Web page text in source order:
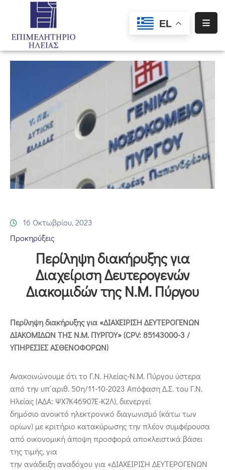
EL
Αρχική
Σύλλογοι
–
Σωματεία
Πληροφόρηση
Επικοινωνία
16 Οκτωβρίου, 2023
Προκηρύξεις
Περίληψη διακήρυξης για
Διαχείριση Δευτερογενών
Διακομιδών της Ν.Μ. Πύργου
Περίληψη διακήρυξης για «ΔΙΑΧΕΙΡΙΣΗ ΔΕΥΤΕΡΟΓΕΝΩΝ
ΔΙΑΚΟΜΙΔΩΝ ΤΗΣ Ν.Μ. ΠΥΡΓΟΥ» (CPV: 85143000-3 /
ΥΠΗΡΕΣΙΕΣ ΑΣΘΕΝΟΦΟΡΩΝ)
Ανακοινώνουμε ότι το Γ.Ν. Ηλείας-Ν.Μ. Πύργου ύστερα
από την υπ΄αριθ. 50η/11-10-2023 Απόφαση Δ.Σ. του Γ.Ν.
Ηλείας (ΑΔΑ: ΨΧ7Κ46907Ε-Κ2Λ), διενεργεί
δημόσιο ανοικτό ηλεκτρονικό διαγωνισμό (κάτω των
ορίων) με κριτήριο κατακύρωσης την πλέον συμφέρουσα
από οικονομική άποψη προσφορά αποκλειστικά βάσει
της τιμής, για
την ανάδειξη αναδόχου για «ΔΙΑΧΕΙΡΙΣΗ ΔΕΥΤΕΡΟΓΕΝΩΝ